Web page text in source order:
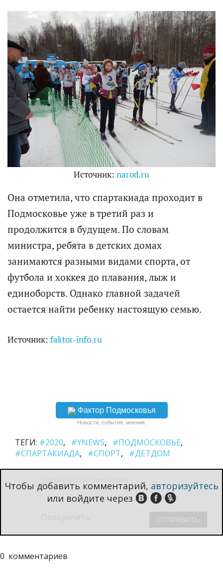
Источник: narod.ru
Она отметила, что спартакиада проходит в
Подмосковье уже в третий раз и
продолжится в будущем. По словам
министра, ребята в детских домах
занимаются разными видами спорта, от
футбола и хоккея до плавания, лыж и
единоборств. Однако главной задачей
остается найти ребенку настоящую семью.
Источник: faktor-info.ru
Фактор Подмосковья
Новости, события, мнения.
ТЕГИ: #2020 #YNEWS
#ПОДМОСКОВЬЕ
#СПАРТАКИАДА
#СПОРТ #ДЕТДОМ
Чтобы добавить комментарий, авторизуйтесь
или войдите через
0 комментариев